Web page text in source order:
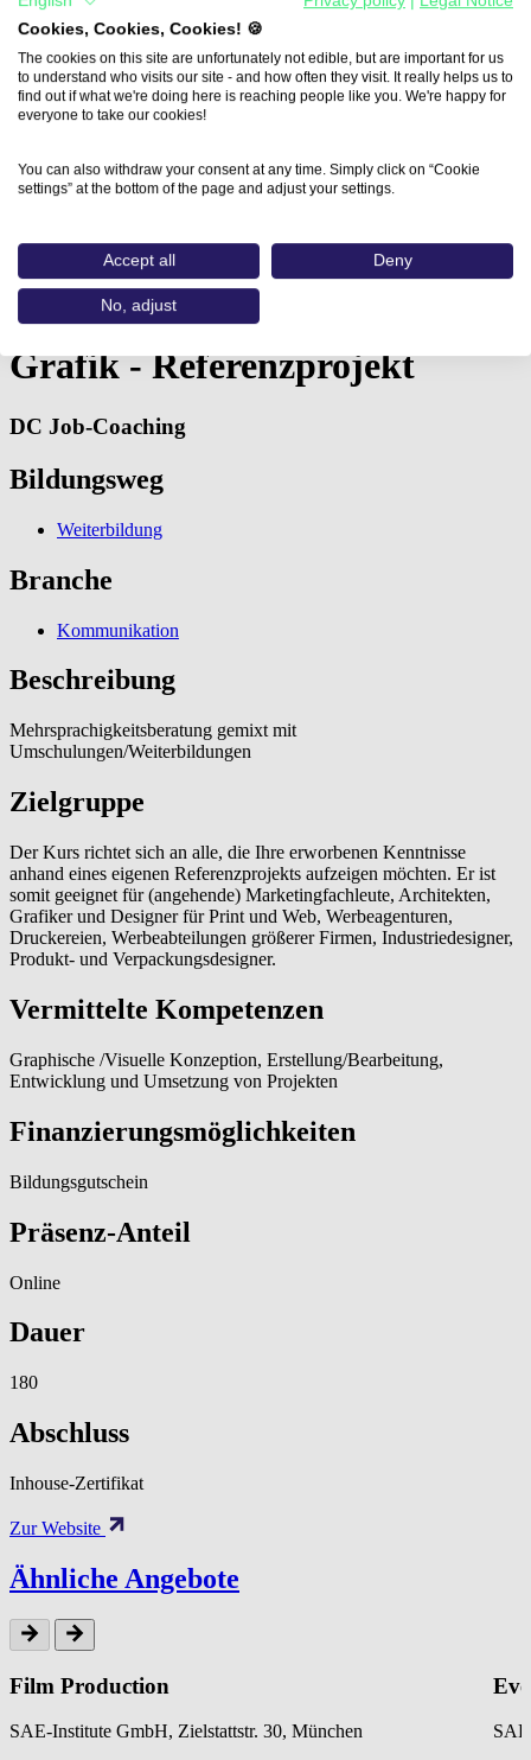
Aus- und Weiterbildungen
Grafik - Referenzprojekt (DC…
Grafik - Referenzprojekt
DC Job-Coaching
Bildungsweg
Weiterbildung
Branche
Kommunikation
Beschreibung
Mehrsprachigkeitsberatung gemixt mit
Umschulungen/Weiterbildungen
Zielgruppe
Der Kurs richtet sich an alle, die Ihre erworbenen Kenntnisse
anhand eines eigenen Referenzprojekts aufzeigen möchten. Er ist
somit geeignet für (angehende) Marketingfachleute, Architekten,
Grafiker und Designer für Print und Web, Werbeagenturen,
Druckereien, Werbeabteilungen größerer Firmen, Industriedesigner,
Produkt- und Verpackungsdesigner.
Vermittelte Kompetenzen
Graphische /Visuelle Konzeption, Erstellung/Bearbeitung,
Entwicklung und Umsetzung von Projekten
Finanzierungsmöglichkeiten
Bildungsgutschein
Präsenz-Anteil
Online
Dauer
180
Abschluss
Inhouse-Zertifikat
Zur Website
Ähnliche Angebote
Film Production
SAE-Institute GmbH, Zielstattstr. 30, München
Cookies, Cookies, Cookies! 🍪
The cookies on this site are unfortunately not edible, but are important for us
to understand who visits our site - and how often they visit. It really helps us to
find out if what we're doing here is reaching people like you. We're happy for
everyone to take our cookies!
You can also withdraw your consent at any time. Simply click on “Cookie
settings” at the bottom of the page and adjust your settings.
Accept all Deny
No, adjust